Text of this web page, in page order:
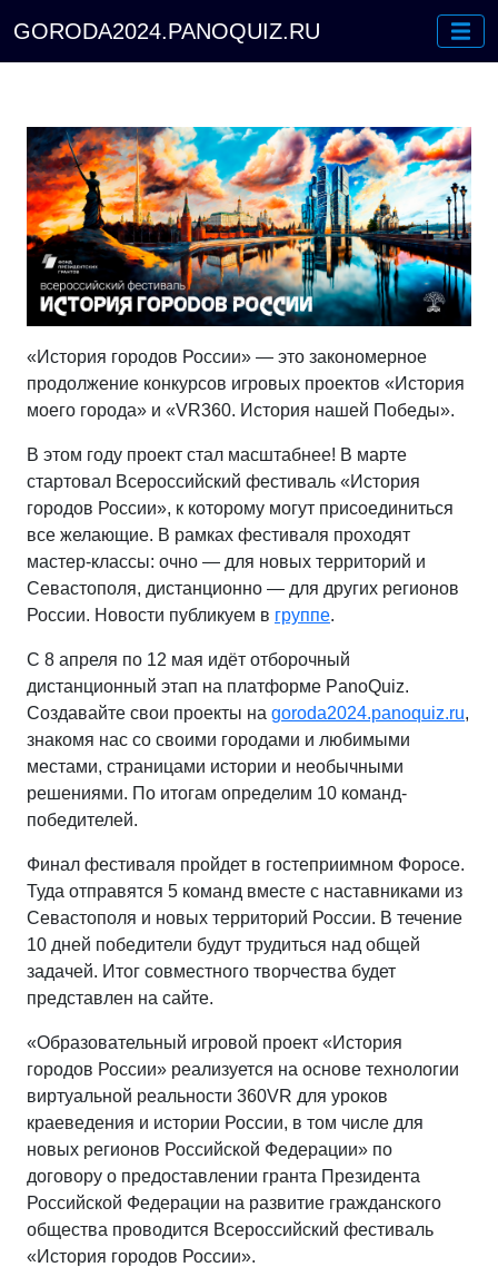
GORODA2024.PANOQUIZ.RU
«История городов России» — это закономерное
продолжение конкурсов игровых проектов «История
моего города» и «VR360. История нашей Победы».
В этом году проект стал масштабнее! В марте
стартовал Всероссийский фестиваль «История
городов России», к которому могут присоединиться
все желающие. В рамках фестиваля проходят
мастер-классы: очно — для новых территорий и
Севастополя, дистанционно — для других регионов
России. Новости публикуем в группе.
С 8 апреля по 12 мая идёт отборочный
дистанционный этап на платформе PanoQuiz.
Создавайте свои проекты на goroda2024.panoquiz.ru,
знакомя нас со своими городами и любимыми
местами, страницами истории и необычными
решениями. По итогам определим 10 команд-
победителей.
Финал фестиваля пройдет в гостеприимном Форосе.
Туда отправятся 5 команд вместе с наставниками из
Севастополя и новых территорий России. В течение
10 дней победители будут трудиться над общей
задачей. Итог совместного творчества будет
представлен на сайте.
«Образовательный игровой проект «История
городов России» реализуется на основе технологии
виртуальной реальности 360VR для уроков
краеведения и истории России, в том числе для
новых регионов Российской Федерации» по
договору о предоставлении гранта Президента
Российской Федерации на развитие гражданского
общества проводится Всероссийский фестиваль
«История городов России».